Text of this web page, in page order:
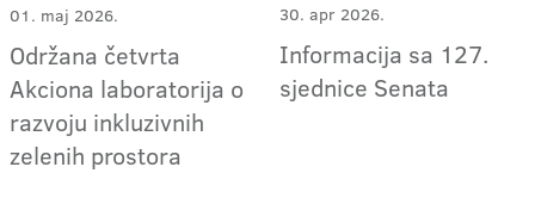
01. maj 2026.
Održana četvrta
Akciona laboratorija o
razvoju inkluzivnih
zelenih prostora
30. apr 2026.
Informacija sa 127.
sjednice Senata